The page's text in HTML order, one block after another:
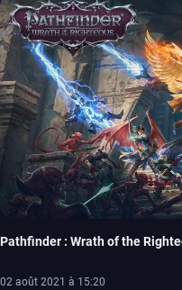
Pathfinder : Wrath of the
02 août 2021 à 15:20